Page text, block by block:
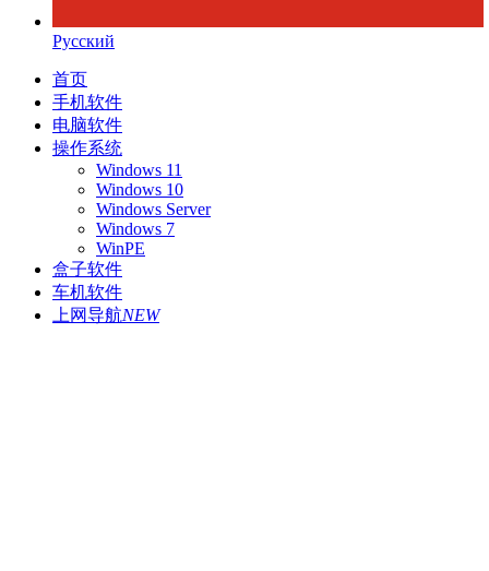
Русский
首页
手机软件
电脑软件
操作系统
Windows 11
Windows 10
Windows Server
Windows 7
WinPE
盒子软件
车机软件
上网导航NEW